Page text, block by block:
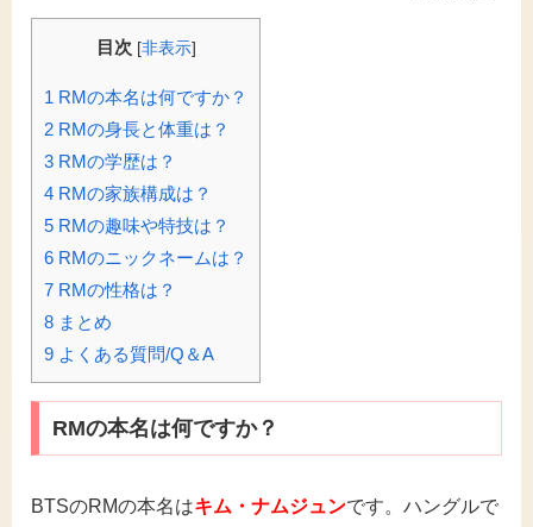
目次 [非表示]
1 RMの本名は何ですか？
2 RMの身長と体重は？
3 RMの学歴は？
4 RMの家族構成は？
5 RMの趣味や特技は？
6 RMのニックネームは？
7 RMの性格は？
8 まとめ
9 よくある質問/Q＆A
RMの本名は何ですか？
BTSのRMの本名はキム・ナムジュンです。ハングルで